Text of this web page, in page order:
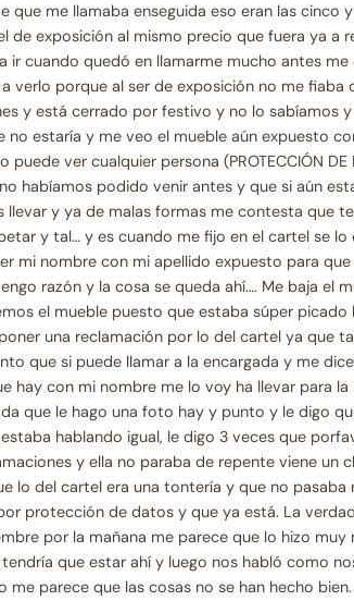
que me llamaba enseguida eso eran las cinco
de exposición al mismo precio que fuera ya a
ir cuando quedó en llamarme mucho antes
verlo porque al ser de exposición no me fiaba
y está cerrado por festivo y no lo sabíamos
estaría y me veo el mueble aún expuesto
ver cualquier persona (PROTECCIÓN DE
habíamos podido venir antes y que si aún
y ya de malas formas me contesta que
y tal… y es cuando me fijo en el cartel se
mi nombre con mi apellido expuesto para
razón y la cosa se queda ahí…. Me baja el
el mueble puesto que estaba súper picado
una reclamación por lo del cartel ya que
que si puede llamar a la encargada y me
hay con mi nombre me lo voy ha llevar para la
que le hago una foto hay y punto y le digo
hablando igual, le digo 3 veces que
y ella no paraba de repente viene un
lo del cartel era una tontería y que no pasaba
protección de datos y que ya está. La
por la mañana me parece que lo hizo muy
que estar ahí y luego nos habló como
parece que las cosas no se han hecho bien.